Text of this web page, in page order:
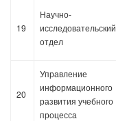
19
Научно-
исследовательский
отдел
20
Управление
информационного
развития учебного
процесса